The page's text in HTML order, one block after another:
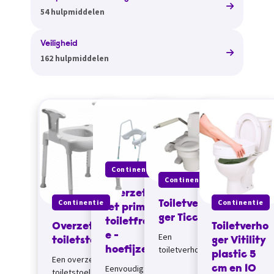
54 hulpmiddelen
Veiligheid
162 hulpmiddelen
Continentie
Overzet
toiletstoel
Een overzet
Continentie
Overzettoi
let prima
toiletfram
e -
hoefijzer
Eenvoudig over
Continentie
Toiletverho
ger Ticco
Een
toiletverhoger
Continentie
Toiletverho
ger Vitility
plastic 5
cm en 10